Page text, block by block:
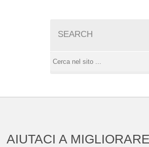
SEARCH
AIUTACI A